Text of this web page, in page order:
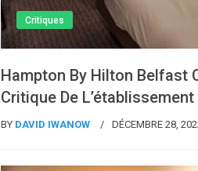
Critiques
Hampton By Hilton Belfast
Critique De L’établissement
BY DAVID IWANOW DÉCEMBRE 28,